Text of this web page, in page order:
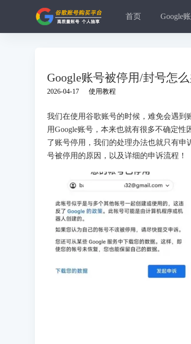
首页 Google
Google账号被停用/封号怎
2026-04-17 使用教程
我们在使用谷歌账号的时候，难免会遇
用Google账号，本来也就有很多不确定
了账号停用，我们的处理办法也就只有申
号被停用的原因，以及详细的申诉流程！